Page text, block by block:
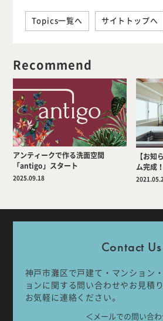
Topics一覧へ サイトトップへ
Recommend
アンティークで作る洗面空間
「antigo」スタート
2025.09.18
【お知
ム完成！
Contact Us
神戸市灘区で戸建て・マンション
ョンに関する問い合わせやお見積
お気軽に連絡ください。
＜メールでの問い合わ
Works
Team